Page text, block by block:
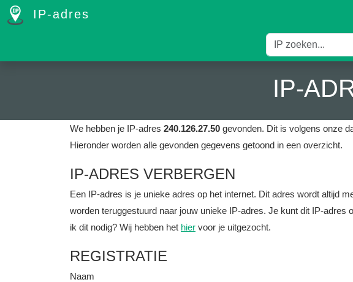
IP-adres
IP-
We hebben je IP-adres 240.126.27.50 gevonden. Dit is volgens onze
Hieronder worden alle gevonden gegevens getoond in een overzicht.
IP-ADRES VERBERGEN
Een IP-adres is je unieke adres op het internet. Dit adres wordt altijd
worden teruggestuurd naar jouw unieke IP-adres. Je kunt dit IP-
ik dit nodig? Wij hebben het hier voor je uitgezocht.
REGISTRATIE
Naam